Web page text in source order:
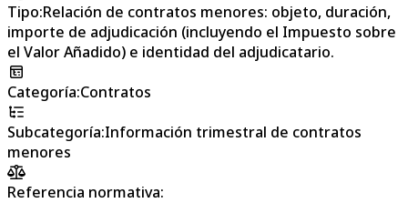
Tipo:Relación de contratos menores: objeto, duración,
importe de adjudicación (incluyendo el Impuesto sobre
el Valor Añadido) e identidad del adjudicatario.
Categoría:Contratos
Subcategoría:Información trimestral de contratos
menores
Referencia normativa: